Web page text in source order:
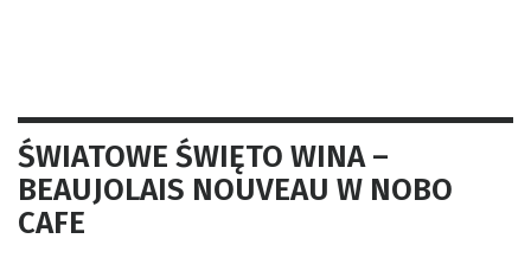
ŚWIATOWE ŚWIĘTO WINA –
BEAUJOLAIS NOUVEAU W NOBO
CAFE